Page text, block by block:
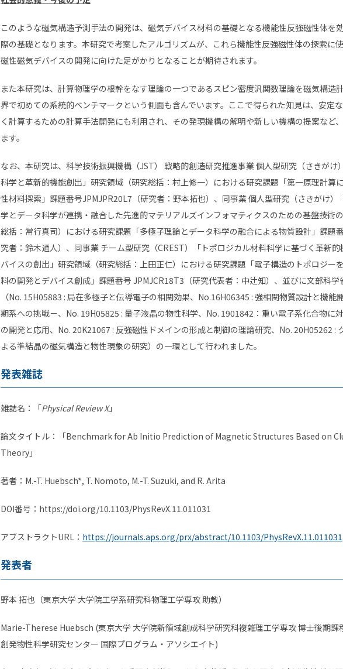
このような磁気構造予測手法の開発は、磁気デバイス材料の基礎となる機能性反強磁性体を
際の基礎となります。本研究で考案したアルゴリズムが、これら機能性反強磁性体の探索に
磁性磁気デバイスの開発に向けた足がかりとなることが期待されます。
また本研究は、計算物理学の根幹をなす理論の一つであるスピン密度汎関数理論を磁気構造
界で初めての系統的ベンチマークという側面も含んでいます。ここで得られた知見は、安定
く計算するための計算手法開発にも利用され、その発現機構の解明や新しい機構の提案など
ます。
なお、本研究は、科学技術振興機構（JST） 戦略的創造研究推進事業 個人型研究（さきがけ
科学と革新的機能創出」研究領域（研究総括：村上修一）における研究課題「第一原理計算
性材料探索」課題番号JPMJPR20L7 （研究者：野本拓也）、同事業 個人型研究（さきがけ
学とデータ科学が連携・融合した先進的マテリアルズインフォマティクスのための基盤技術
総括：常行真司）における研究課題「多極子理論とデータ科学の融合による物質設計」課題
究者：鈴木通人）、同事業 チーム型研究（CREST）「トポロジカル材料科学に基づく革新
バイスの創出」研究領域（研究総括：上田正仁）における研究課題「電子構造のトポロジー
料の開発とデバイス創成」課題番号 JPMJCR18T3 （研究代表者：中辻知）、並びに文部科
（No. 15H05883 : 局在多極子と伝導電子の相関効果、 No.16H06345 : 強相関物質設計と機能
期系への挑戦－、 No. 19H05825 : 量子液晶の物性科学、 No. 1901842 ：重い電子系化合物に
の開発と応用、 No. 20K21067 : 反強磁性ドメインの形成と制御の理論研究、 No. 20H05262 :
よる準結晶の磁気構造と物性現象の研究）の一環として行われました。
発表雑誌
雑誌名：「Physical Review X」
論文タイトル：「Benchmark for Ab Initio Prediction of Magnetic Structures Based on
Theory 」
著者： M.-T. Huebsch*, T. Nomoto, M.-T. Suzuki, and R. Arita
DOI番号： https://doi.org/10.1103/PhysRevX.11.011031
アブストラクトURL ： https://journals.aps.org/prx/abstract/10.1103/PhysRevX.11.011031
発表者
野本 拓也（東京大学 大学院工学系研究科物理工学専攻 助教）
Marie-Therese Huebsch (東京大学 大学院新領域創成科学研究科複雑理工学専攻 博士後期課
創発物性科学研究センター 国際プログラム・アソシエイト)